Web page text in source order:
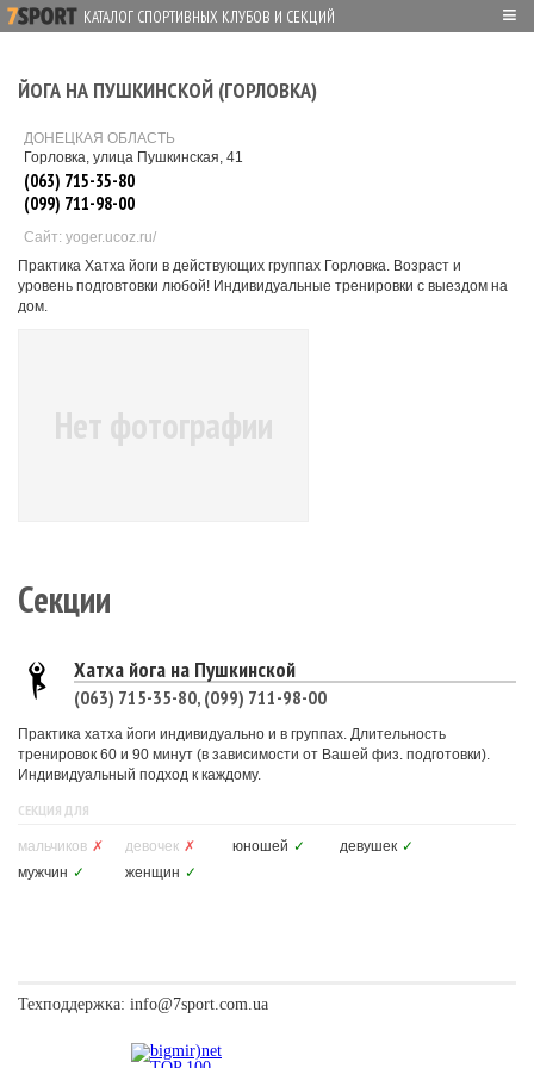
КАТАЛОГ СПОРТИВНЫХ КЛУБОВ И СЕКЦИЙ ≡
ЙОГА НА ПУШКИНСКОЙ (ГОРЛОВКА)
ДОНЕЦКАЯ ОБЛАСТЬ
Горловка, улица Пушкинская, 41
(063) 715-35-80
(099) 711-98-00
Сайт: yoger.ucoz.ru/
Практика Хатха йоги в действующих группах Горловка. Возраст и
уровень подговтовки любой! Индивидуальные тренировки с выездом на
дом.
Нет фотографии
Секции
Хатха йога на Пушкинской
(063) 715-35-80, (099) 711-98-00
Практика хатха йоги индивидуально и в группах. Длительность
тренировок 60 и 90 минут (в зависимости от Вашей физ. подготовки).
Индивидуальный подход к каждому.
СЕКЦИЯ ДЛЯ
мальчиков ✗ девочек ✗ юношей ✓ девушек ✓
мужчин ✓ женщин ✓
Техподдержка: info@7sport.com.ua